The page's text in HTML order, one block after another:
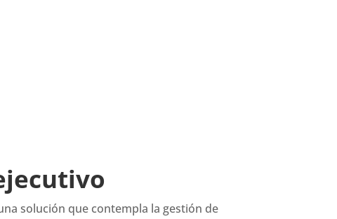
solución que contempla la gestión de